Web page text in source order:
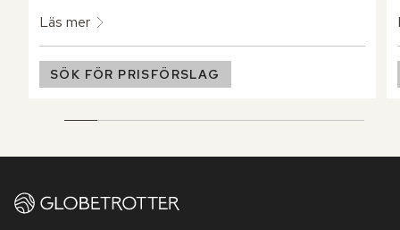
Läs mer
SÖK FÖR PRISFÖRSLAG